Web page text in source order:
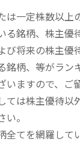
は一定株数以上
る銘柄、株主優
び将来の株主優
銘柄、等がラン
いますので、ご
ては株主優待以
。
全てを網羅して